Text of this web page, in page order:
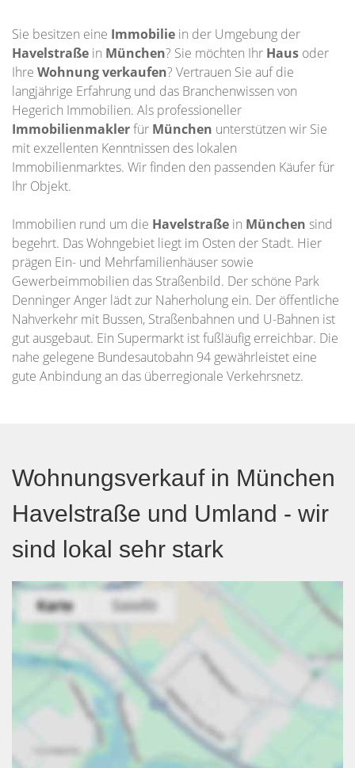
Sie besitzen eine Immobilie in der Umgebung der
Havelstraße in München? Sie möchten Ihr Haus oder
Ihre Wohnungverkaufen? Vertrauen Sie auf die
langjährige Erfahrung und das Branchenwissen von
Hegerich Immobilien. Als professioneller
Immobilienmaklerfür München unterstützen wir Sie
mit exzellenten Kenntnissen des lokalen
Immobilienmarktes. Wir finden den passenden Käufer für
Ihr Objekt.
Immobilien rund um die Havelstraße in München sind
begehrt. Das Wohngebiet liegt im Osten der Stadt. Hier
prägen Ein- und Mehrfamilienhäuser sowie
Gewerbeimmobilien das Straßenbild. Der schöne Park
Denninger Anger lädt zur Naherholung ein. Der öffentliche
Nahverkehr mit Bussen, Straßenbahnen und U-Bahnen ist
gut ausgebaut. Ein Supermarkt ist fußläufig erreichbar. Die
nahe gelegene Bundesautobahn 94 gewährleistet eine
gute Anbindung an das überregionale Verkehrsnetz.
Wohnungsverkauf in München
Havelstraße und Umland - wir
sind lokal sehr stark